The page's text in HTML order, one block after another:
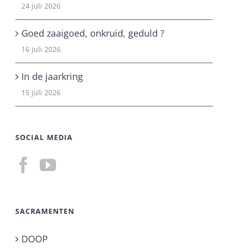
24 juli 2026
Goed zaaigoed, onkruid, geduld ?
16 juli 2026
In de jaarkring
15 juli 2026
SOCIAL MEDIA
SACRAMENTEN
DOOP